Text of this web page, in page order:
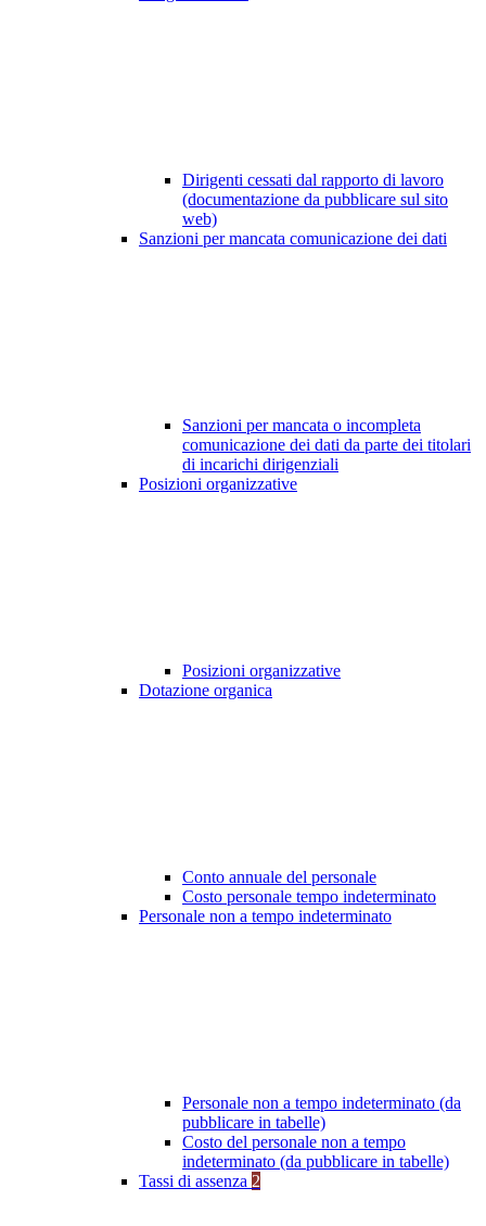
Dirigenti cessati dal rapporto di lavoro
(documentazione da pubblicare sul sito
web)
Sanzioni per mancata comunicazione dei dati
Sanzioni per mancata o incompleta
comunicazione dei dati da parte dei titolari
di incarichi dirigenziali
Posizioni organizzative
Posizioni organizzative
Dotazione organica
Conto annuale del personale
Costo personale tempo indeterminato
Personale non a tempo indeterminato
Personale non a tempo indeterminato (da
pubblicare in tabelle)
Costo del personale non a tempo
indeterminato (da pubblicare in tabelle)
Tassi di assenza 2